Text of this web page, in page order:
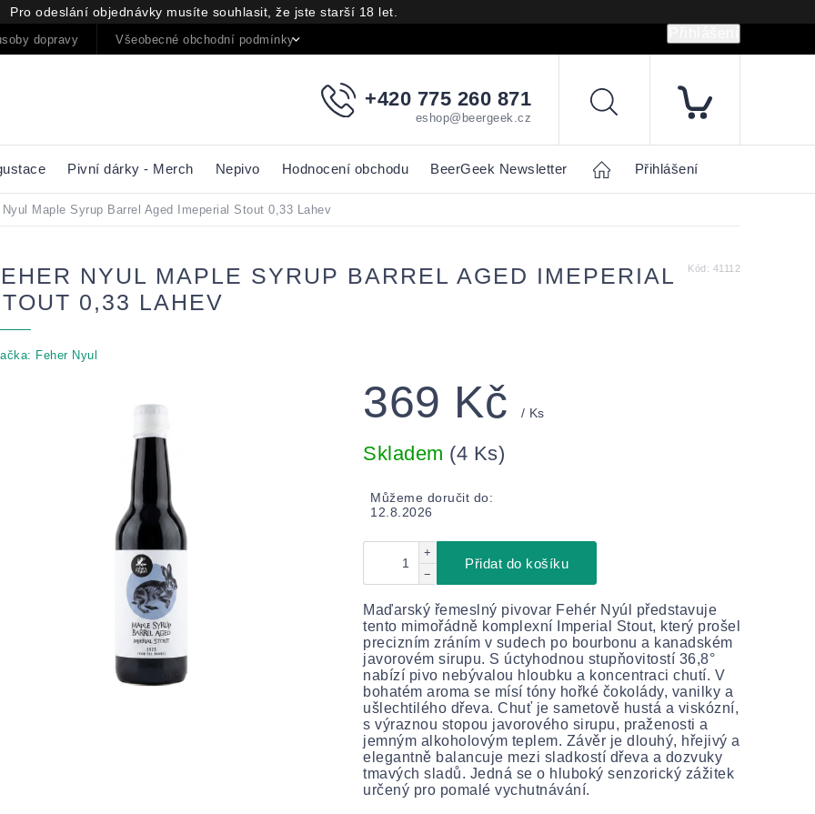
Pro odeslání objednávky musíte souhlasit, že jste starší 18 let.
dopravy Všeobecné obchodní podmínky
+420 775 260 871
eshop@beergeek.cz
Hledat
Pivní dárky - Merch Nepivo Hodnocení obchodu BeerGeek Newsletter Home Přihlášení
Nyul Maple Syrup Barrel Aged Imeperial Stout 0,33 Lahev
NYUL MAPLE SYRUP BARREL AGED IMEPERIAL
0,33 LAHEV
Kód: 41112
Feher Nyul
369 Kč / Ks
cena:
Skladem (4 Ks)
Můžeme doručit do:
12.8.2026
+
−
Přidat do košíku
Maďarský řemeslný pivovar Fehér Nyúl představuje
tento mimořádně komplexní Imperial Stout, který prošel
precizním zráním v sudech po bourbonu a kanadském
javorovém sirupu. S úctyhodnou stupňovitostí 36,8°
nabízí pivo nebývalou hloubku a koncentraci chutí. V
bohatém aroma se mísí tóny hořké čokolády, vanilky a
ušlechtilého dřeva. Chuť je sametově hustá a viskózní,
s výraznou stopou javorového sirupu, praženosti a
jemným alkoholovým teplem. Závěr je dlouhý, hřejivý a
elegantně balancuje mezi sladkostí dřeva a dozvuky
tmavých sladů. Jedná se o hluboký senzorický zážitek
určený pro pomalé vychutnávání.